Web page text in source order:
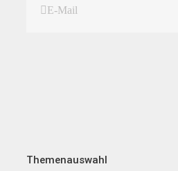
E-Mail
Themenauswahl